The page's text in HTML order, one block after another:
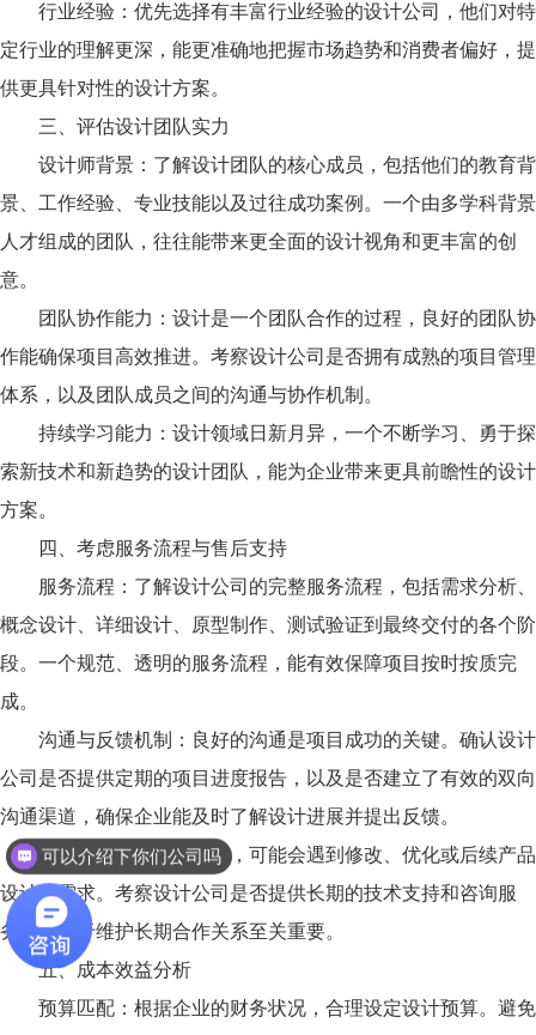
行业经验：优先选择有丰富行业经验的设计公司，他们对特
定行业的理解更深，能更准确地把握市场趋势和消费者偏好，提
供更具针对性的设计方案。
三、评估设计团队实力
设计师背景：了解设计团队的核心成员，包括他们的教育背
景、工作经验、专业技能以及过往成功案例。一个由多学科背景
人才组成的团队，往往能带来更全面的设计视角和更丰富的创
意。
团队协作能力：设计是一个团队合作的过程，良好的团队协
作能确保项目高效推进。考察设计公司是否拥有成熟的项目管理
体系，以及团队成员之间的沟通与协作机制。
持续学习能力：设计领域日新月异，一个不断学习、勇于探
索新技术和新趋势的设计团队，能为企业带来更具前瞻性的设计
方案。
四、考虑服务流程与售后支持
服务流程：了解设计公司的完整服务流程，包括需求分析、
概念设计、详细设计、原型制作、测试验证到最终交付的各个阶
段。一个规范、透明的服务流程，能有效保障项目按时按质完
成。
沟通与反馈机制：良好的沟通是项目成功的关键。确认设计
公司是否提供定期的项目进度报告，以及是否建立了有效的双向
沟通渠道，确保企业能及时了解设计进展并提出反馈。
售后支持：设计完成后，可能会遇到修改、优化或后续产品
设计的需求。考察设计公司是否提供长期的技术支持和咨询服
务，这对于维护长期合作关系至关重要。
五、成本效益分析
预算匹配：根据企业的财务状况，合理设定设计预算。避免
可以介绍下你们公司吗
我想要咨询产品外观设计